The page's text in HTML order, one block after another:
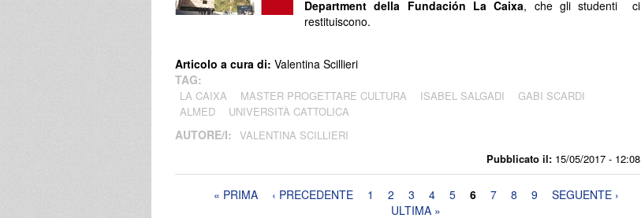
Pubblicato il: 15/05/2017 - 12:08
Department della Fundación La Caixa, che gli studenti ci
restituiscono.
Articolo a cura di: Valentina Scillieri
TAG:
LA CAIXA MASTER PROGETTARE CULTURA ISABEL SALGADI
GABI SCARDI
ALMED
UNIVERSITÀ CATTOLICA
AUTORE/I: VALENTINA SCILLIERI
Pagine« PRIMA ‹ PRECEDENTE 1 2 3 4 5 6 7 8 9
SEGUENTE ›
ULTIMA »